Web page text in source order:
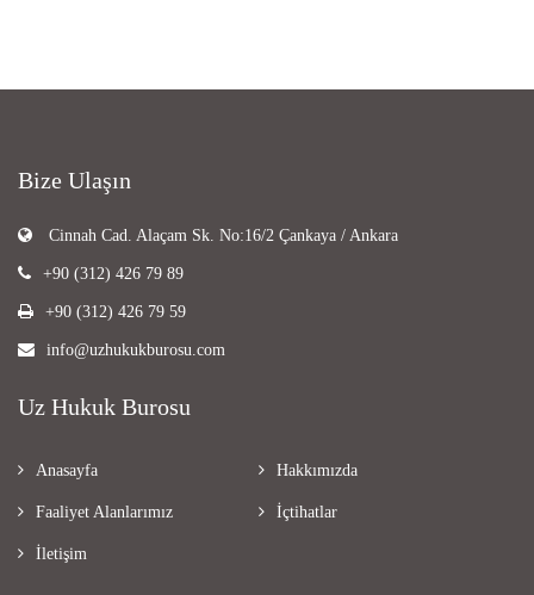
Bize Ulaşın
Cinnah Cad. Alaçam Sk. No:16/2 Çankaya / Ankara
+90 (312) 426 79 89
+90 (312) 426 79 59
info@uzhukukburosu.com
Uz Hukuk Burosu
Anasayfa Hakkımızda
Faaliyet Alanlarımız İçtihatlar
İletişim